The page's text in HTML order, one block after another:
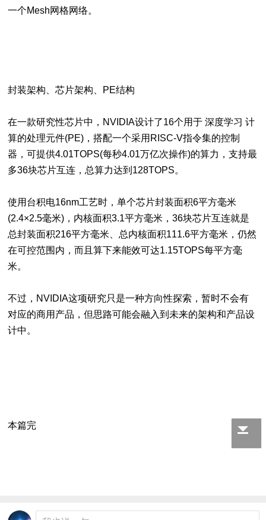
一个Mesh网格网络。
封装架构、芯片架构、PE结构
在一款研究性芯片中，NVIDIA设计了16个用于 深度学习 计
算的处理元件(PE)，搭配一个采用RISC-V指令集的控制
器，可提供4.01TOPS(每秒4.01万亿次操作)的算力，支持最
多36块芯片互连，总算力达到128TOPS。
使用台积电16nm工艺时，单个芯片封装面积6平方毫米
(2.4×2.5毫米)，内核面积3.1平方毫米，36块芯片互连就是
总封装面积216平方毫米、总内核面积111.6平方毫米，仍然
在可控范围内，而且算下来能效可达1.15TOPS每平方毫
米。
不过，NVIDIA这项研究只是一种方向性探索，暂时不会有
对应的商用产品，但思路可能会融入到未来的架构和产品设
计中。
本篇完